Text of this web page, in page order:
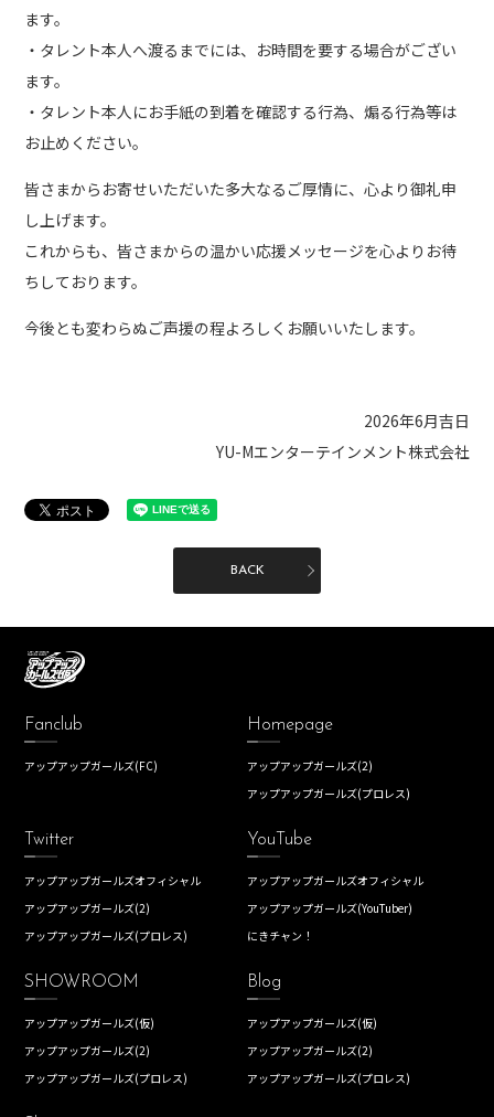
ます。
・タレント本人へ渡るまでには、お時間を要する場合がござい
ます。
・タレント本人にお手紙の到着を確認する行為、煽る行為等は
お止めください。
皆さまからお寄せいただいた多大なるご厚情に、心より御礼申
し上げます。
これからも、皆さまからの温かい応援メッセージを心よりお待
ちしております。
今後とも変わらぬご声援の程よろしくお願いいたします。
2026年6月吉日
YU-Mエンターテインメント株式会社
BACK
Fanclub
アップアップガールズ(FC)
Homepage
アップアップガールズ(2)
アップアップガールズ(プロレス)
Twitter
アップアップガールズオフィシャル
アップアップガールズ(2)
アップアップガールズ(プロレス)
YouTube
アップアップガールズオフィシャル
アップアップガールズ(YouTuber)
にきチャン！
SHOWROOM
アップアップガールズ(仮)
アップアップガールズ(2)
アップアップガールズ(プロレス)
Blog
アップアップガールズ(仮)
アップアップガールズ(2)
アップアップガールズ(プロレス)